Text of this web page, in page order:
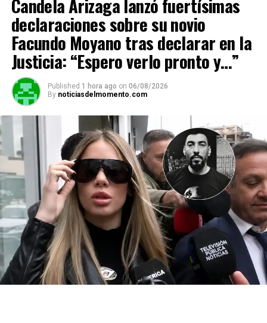
p
p
o
k
m
k
tir
Candela Arizaga lanzó fuertísimas
declaraciones sobre su novio
Facundo Moyano tras declarar en la
Justicia: “Espero verlo pronto y…”
Published 1 hora ago on 06/08/2026
By noticiasdelmomento.com